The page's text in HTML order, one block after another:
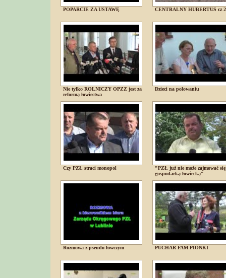
POPARCIE ZA USTAWĘ CENTRALNY HUBERTUS cz 2
Nie tylko ROLNICZY OPZZ jest za
reformą łowiectwa
Dzieci na polowaniu
Czy PZŁ straci monopol
"PZŁ już nie może zajmować się
gospodarką łowiecką"
Rozmowa z pseudo łowczym PUCHAR FAM PIONKI